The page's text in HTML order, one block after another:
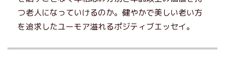
つ老人になっていけるのか。健やかで美しい老い方
を追求したユーモア溢れるポジティブエッセイ。